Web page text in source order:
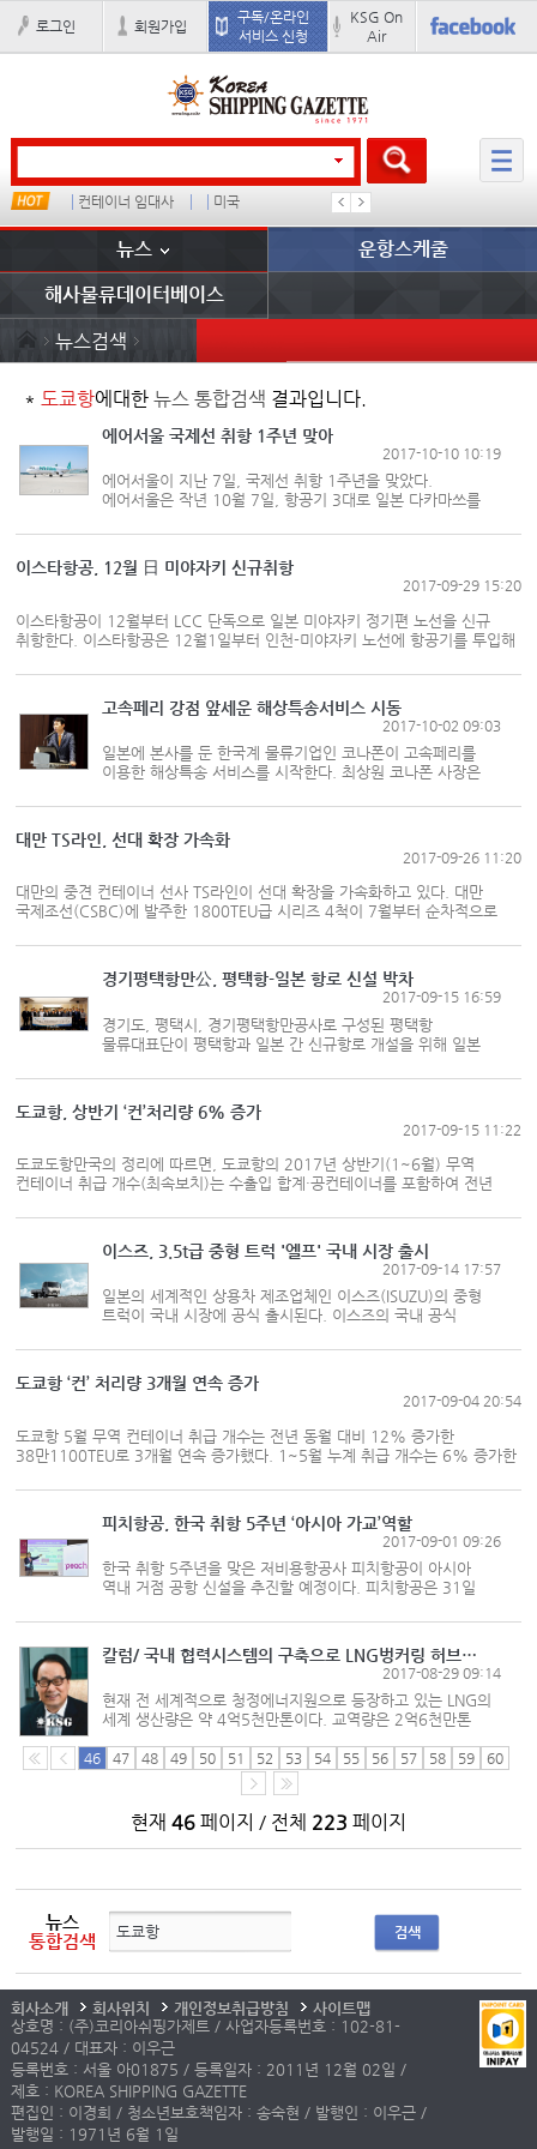
로그인 회원가입
구독/온라인
서비스 신청
KSG On
Air
컨테이너 임대사 미국 ���ͤ
뉴스 운항스케줄
해사물류데이터베이스
뉴스검색
* 도쿄항에대한 뉴스 통합검색 결과입니다.
에어서울 국제선 취항 1주년 맞아
2017-10-10 10:19
에어서울이 지난 7일, 국제선 취항 1주년을 맞았다.
에어서울은 작년 10월 7일, 항공기 3대로 일본 다카마쓰를
취항은 인지도가 낮은 일본 소도시 노선을 중심으로 운항을
시작했지만, 올해는 수...
이스타항공, 12월 日 미야자키 신규취항
2017-09-29 15:20
이스타항공이 12월부터 LCC 단독으로 일본 미야자키 정기편 노선을 신규
취항한다. 이스타항공은 12월1일부터 인천-미야자키 노선에 항공기를 투입해
스케줄의 경우 출발 편은 인천국제공항에서 오전 9시 35분 출발해 미야자키
공항에 오전 11시 도착한다. ...
고속페리 강점 앞세운 해상특송서비스 시동
2017-10-02 09:03
일본에 본사를 둔 한국계 물류기업인 코나폰이 고속페리를
이용한 해상특송 서비스를 시작한다. 최상원 코나폰 사장은
거품을 빼겠다고 강조했다. 신 물류서비스는 운송 절차를 크게
줄여 수화주 문전까...
대만 TS라인, 선대 확장 가속화
2017-09-26 11:20
대만의 중견 컨테이너 선사 TS라인이 선대 확장을 가속화하고 있다. 대만
국제조선(CSBC)에 발주한 1800TEU급 시리즈 4척이 7월부터 순차적으로
대만선사는 중고선 도입에도 힘을 쏟는다. CSBC 건조선은 자사 단독 보유의
신조 발주로서는 처음이다. 일본 발...
경기평택항만公, 평택항-일본 항로 신설 박차
2017-09-15 16:59
경기도, 평택시, 경기평택항만공사로 구성된 평택항
물류대표단이 평택항과 일본 간 신규항로 개설을 위해 일본
물류대표단은 지난 12일부터 15일까지 일본 도쿄와
나고야에서 평택항과 일본을 잇는 항로신...
도쿄항, 상반기 ‘컨’처리량 6% 증가
2017-09-15 11:22
도쿄도항만국의 정리에 따르면, 도쿄항의 2017년 상반기(1~6월) 무역
컨테이너 취급 개수(최속보치)는 수출입 합계·공컨테이너를 포함하여 전년
수입이 7% 증가한 20만2200TEU, 합계가 7% 증가한 37만6800TEU였다.
순조롭게 계속되는 경기 회복 등을 반영하면...
이스즈, 3.5t급 중형 트럭 '엘프' 국내 시장 출시
2017-09-14 17:57
일본의 세계적인 상용차 제조업체인 이스즈(ISUZU)의 중형
트럭이 국내 시장에 공식 출시된다. 이스즈의 국내 공식
서대문구 그랜드힐튼호텔에서 기자간담회를 갖고 이스즈의
대표적인 3.5톤급 중형 트럭인 엘...
도쿄항 ‘컨’ 처리량 3개월 연속 증가
2017-09-04 20:54
도쿄항 5월 무역 컨테이너 취급 개수는 전년 동월 대비 12% 증가한
38만1100TEU로 3개월 연속 증가했다. 1~5월 누계 취급 개수는 6% 증가한
수출이 8% 증가한 7만8300TEU, 수입이 11% 증가한 20만4500TEU였다.
항로별 수출입 합계는 기간 항로 중 북...
피치항공, 한국 취항 5주년 ‘아시아 가교’역할
2017-09-01 09:26
한국 취항 5주년을 맞은 저비용항공사 피치항공이 아시아
역내 거점 공항 신설을 추진할 예정이다. 피치항공은 31일
기자간담회에서 이같은 계획을 밝혔다. 이 날 간담회는
이노우에 신이치 피치항...
칼럼/ 국내 협력시스템의 구축으로 LNG벙커링 허브 국가 달성해야
2017-08-29 09:14
현재 전 세계적으로 청정에너지원으로 등장하고 있는 LNG의
세계 생산량은 약 4억5천만톤이다. 교역량은 2억6천만톤
일본이며 우리나라는 연간 3400만톤을 수입하는 제2의
수입대국이다. 현재 확인된 매...
46 47 48 49 50 51 52 53 54 55 56 57 58 59 60
현재 46페이지 / 전체 223 페이지
뉴스
통합검색
검색
회사소개 회사위치 개인정보취급방침
사이트맵
상호명 : (주)코리아쉬핑가제트 / 사업자등록번호 : 102-81-
04524 / 대표자 : 이우근
등록번호 : 서울 아01875 / 등록일자 : 2011년 12월 02일 /
제호 : KOREA SHIPPING GAZETTE
편집인 : 이경희 / 청소년보호책임자 : 송숙현 / 발행인 : 이우근 /
발행일 : 1971년 6월 1일